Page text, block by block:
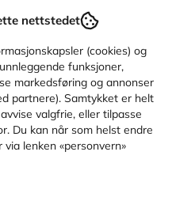
nettstedet
(cookies) og
funksjoner,
markedsføring og annonser
partnere). Samtykket er helt
valgfrie, eller tilpasse
Du kan når som helst endre
lenken «personvern»